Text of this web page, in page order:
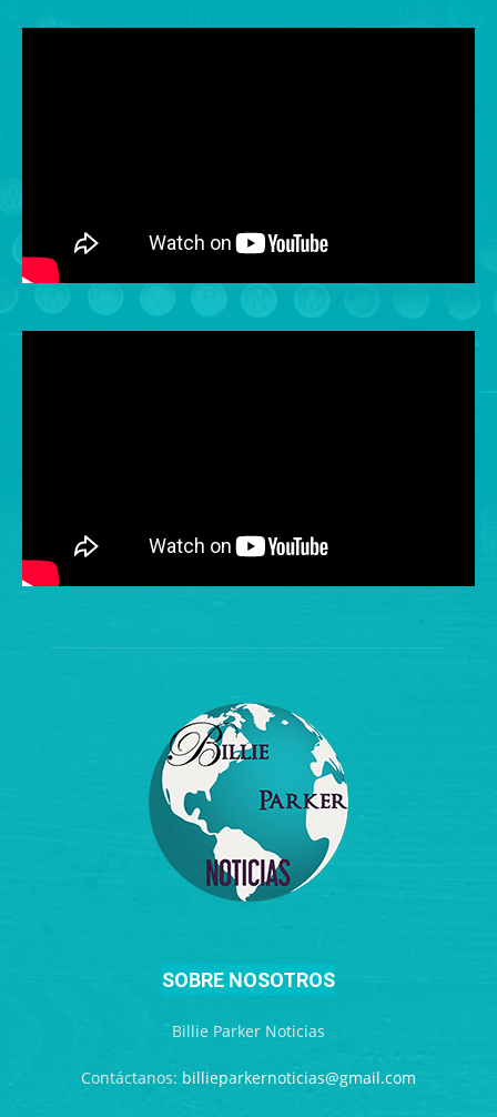
SOBRE NOSOTROS
Billie Parker Noticias
Contáctanos: billieparkernoticias@gmail.com